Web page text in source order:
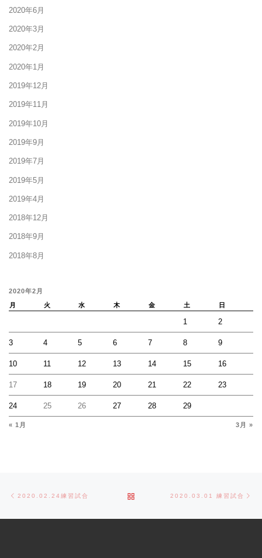
2020年6月
2020年3月
2020年2月
2020年1月
2019年12月
2019年11月
2019年10月
2019年9月
2019年7月
2019年5月
2019年4月
2018年12月
2018年9月
2018年8月
2020年2月
月
火 水 木 金 土 日
« 1月 3月 »
1 2
3 4 5 6 7 8 9
10 11 12 13 14 15 16
17 18 19 20 21 22 23
24 25 26 27 28 29
Post navigation
2020.02.24練習試合 BACK TO POST LIST
2020.03.01 練習試合